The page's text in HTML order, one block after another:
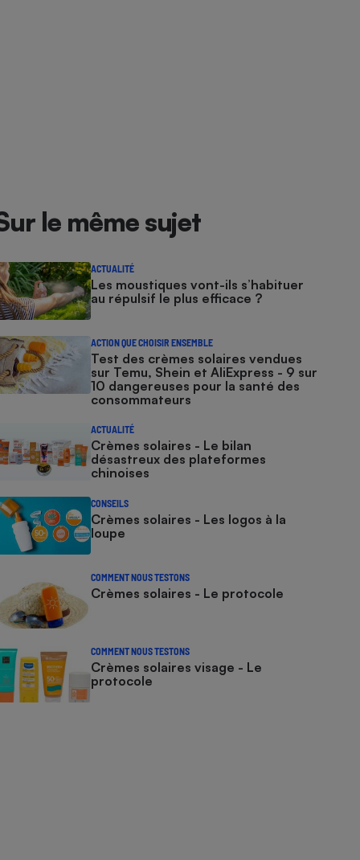
le même sujet
ACTUALITÉ
Les moustiques vont-ils s’habituer
au répulsif le plus efficace ?
ACTION QUE CHOISIR ENSEMBLE
Test des crèmes solaires vendues
sur Temu, Shein et AliExpress - 9 sur
10 dangereuses pour la santé des
consommateurs
ACTUALITÉ
Crèmes solaires - Le bilan
désastreux des plateformes
chinoises
CONSEILS
Crèmes solaires - Les logos à la
loupe
COMMENT NOUS TESTONS
Crèmes solaires - Le protocole
COMMENT NOUS TESTONS
Crèmes solaires visage - Le
protocole